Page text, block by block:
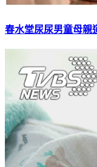
春水堂尿尿男童母